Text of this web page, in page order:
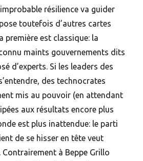
improbable résilience va guider
toutefois d’autres cartes
première est classique: la
maints gouvernements dits
d’experts. Si les leaders des
des technocrates
mis au pouvoir (en attendant
aux résultats encore plus
est plus inattendue: le parti
de se hisser en tête veut
Contrairement à Beppe Grillo